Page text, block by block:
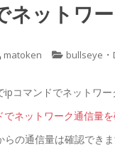
ットワ
matoken bullseye ・
ipコマンドでネットワ
でネットワーク通信量
らの通信量は確認でき